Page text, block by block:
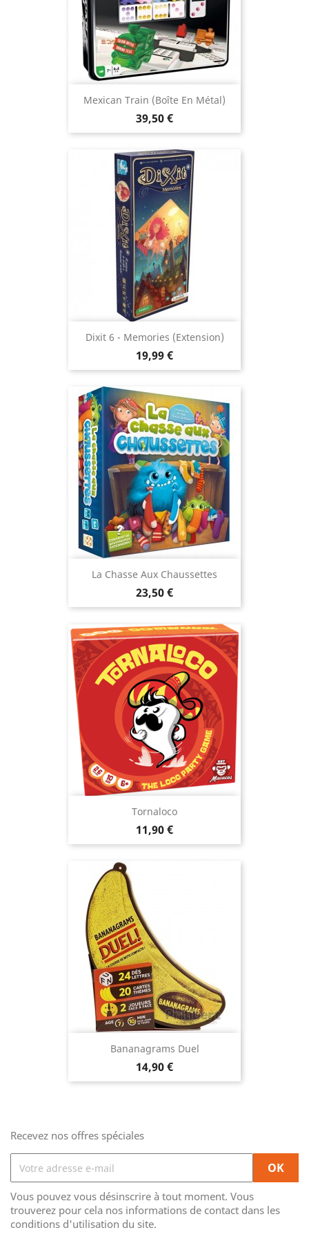
Mexican Train (boîte En Métal)
Prix
39,50 €
Dixit 6 - Memories (extension)
Prix
19,99 €
La Chasse Aux Chaussettes
Prix
23,50 €
Tornaloco
Prix
11,90 €
Bananagrams Duel
Prix
14,90 €
Recevez nos offres spéciales
Vous pouvez vous désinscrire à tout moment. Vous
trouverez pour cela nos informations de contact dans les
conditions d'utilisation du site.